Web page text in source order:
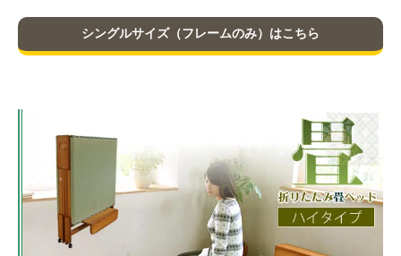
シングルサイズ（フレームのみ）はこちら